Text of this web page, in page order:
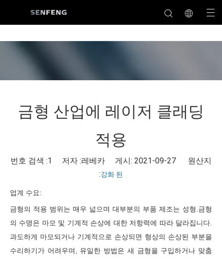
금형 산업에 레이저 클래딩
적용
번호 검색 :1
저자 :레베카 게시: 2021-09-27 원산지
:강화 된
업계 수요:
금형의 적용 범위는 매우 넓으며 대부분의 부품 제조는 성형.금형
의 수명은 마모 및 기계적 손상에 대한 저항력에 따라 달라집니다.
과도하게 마모되거나 기계적으로 손상되면 형상의 손상된 부분을
수리하기가 어려우며, 유일한 방법은 새 금형을 구입하거나 맞춤